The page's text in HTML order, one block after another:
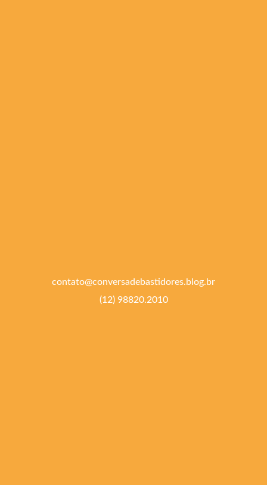
contato@conversadebastidores.blog.br
(12) 98820.2010